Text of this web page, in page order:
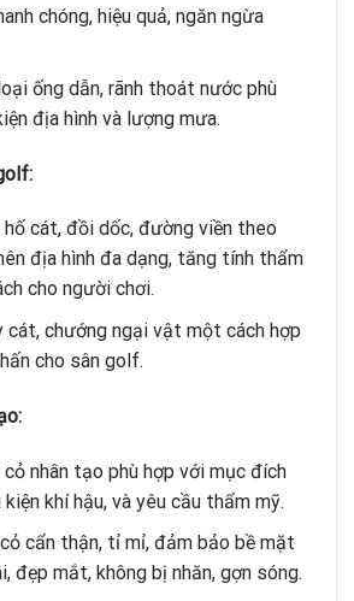
chóng, hiệu quả, ngăn ngừa
ống dẫn, rãnh thoát nước phù
địa hình và lượng mưa.
hố cát, đồi dốc, đường viền theo
địa hình đa dạng, tăng tính thẩm
cho người chơi.
cát, chướng ngại vật một cách hợp
cho sân golf.
nhân tạo phù hợp với mục đích
khí hậu, và yêu cầu thẩm mỹ.
cẩn thận, tỉ mỉ, đảm bảo bề mặt
đẹp mắt, không bị nhăn, gợn sóng.